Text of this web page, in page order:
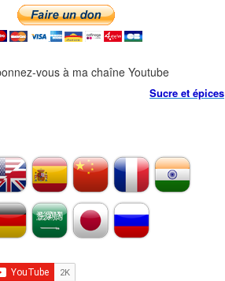
vous à ma chaîne Youtube
Sucre et épices